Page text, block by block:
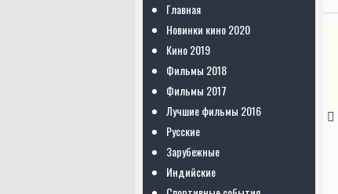
Главная
Новинки кино 2020
Кино 2019
Фильмы 2018
Фильмы 2017
Лучшие фильмы 2016
Русские
Зарубежные
Индийские